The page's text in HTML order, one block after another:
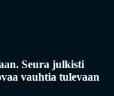
Seura julkisti
vauhtia tulevaan